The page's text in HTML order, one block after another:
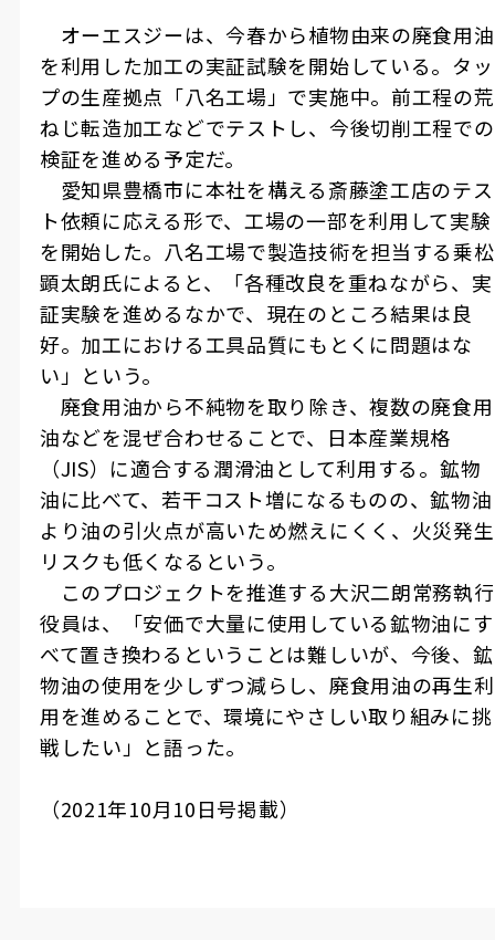
オーエスジーは、今春から植物由来の廃食用油
を利用した加工の実証試験を開始している。タッ
プの生産拠点「八名工場」で実施中。前工程の荒
ねじ転造加工などでテストし、今後切削工程での
検証を進める予定だ。
愛知県豊橋市に本社を構える斎藤塗工店のテス
ト依頼に応える形で、工場の一部を利用して実験
を開始した。八名工場で製造技術を担当する乗松
顕太朗氏によると、「各種改良を重ねながら、実
証実験を進めるなかで、現在のところ結果は良
好。加工における工具品質にもとくに問題はな
い」という。
廃食用油から不純物を取り除き、複数の廃食用
油などを混ぜ合わせることで、日本産業規格
（JIS）に適合する潤滑油として利用する。鉱物
油に比べて、若干コスト増になるものの、鉱物油
より油の引火点が高いため燃えにくく、火災発生
リスクも低くなるという。
このプロジェクトを推進する大沢二朗常務執行
役員は、「安価で大量に使用している鉱物油にす
べて置き換わるということは難しいが、今後、鉱
物油の使用を少しずつ減らし、廃食用油の再生利
用を進めることで、環境にやさしい取り組みに挑
戦したい」と語った。
（2021年10月10日号掲載）